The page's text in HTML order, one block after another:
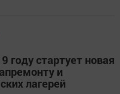
году стартует новая
и
лагерей